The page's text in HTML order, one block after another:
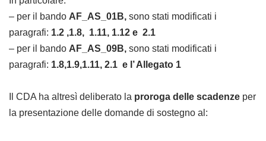
– per il bando AF_AS_01B, sono stati modificati i
paragrafi: 1.2 ,1.8, 1.11, 1.12 e 2.1
– per il bando AF_AS_09B, sono stati modificati i
paragrafi: 1.8,1.9,1.11, 2.1 e l’ Allegato 1
Il CDA ha altresì deliberato la proroga delle scadenze per
la presentazione delle domande di sostegno al: